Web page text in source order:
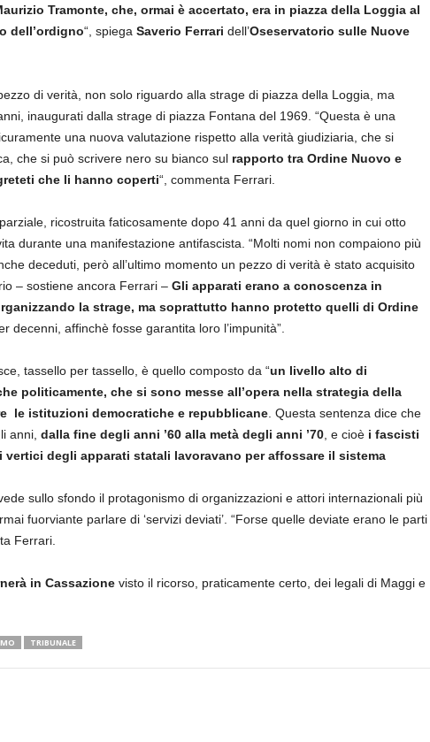
Tramonte, che, ormai è accertato, era in piazza della Loggia al
dell’ordigno“, spiega Saverio Ferrari dell’Oseservatorio sulle Nuove
di verità, non solo riguardo alla strage di piazza della Loggia, ma
inaugurati dalla strage di piazza Fontana del 1969. “Questa è una
una nuova valutazione rispetto alla verità giudiziaria, che si
che si può scrivere nero su bianco sul rapporto tra Ordine Nuovo e
che li hanno coperti“, commenta Ferrari.
ricostruita faticosamente dopo 41 anni da quel giorno in cui otto
durante una manifestazione antifascista. “Molti nomi non compaiono più
deceduti, però all’ultimo momento un pezzo di verità è stato acquisito
– sostiene ancora Ferrari – Gli apparati erano a conoscenza in
la strage, ma soprattutto hanno protetto quelli di Ordine
decenni, affinchè fosse garantita loro l’impunità”.
tassello per tassello, è quello composto da “un livello alto di
politicamente, che si sono messe all’opera nella strategia della
le istituzioni democratiche e repubblicane. Questa sentenza dice che
anni, dalla fine degli anni ’60 alla metà degli anni ’70, e cioè i fascisti
vertici degli apparati statali lavoravano per affossare il sistema
sullo sfondo il protagonismo di organizzazioni e attori internazionali più
fuorviante parlare di ‘servizi deviati’. “Forse quelle deviate erano le parti
Ferrari.
in Cassazionevisto il ricorso, praticamente certo, dei legali di Maggi e
TRIBUNALE